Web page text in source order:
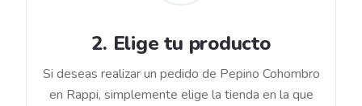
2. Elige tu producto
Si deseas realizar un pedido de Pepino Cohombro
en Rappi, simplemente elige la tienda en la que